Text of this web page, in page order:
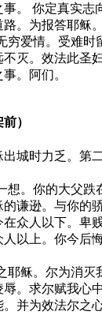
。 你定真实志
。为报答耶稣
穷爱情。受难时
灭。效法此圣
。阿们。
）
城时力乏。第
想。你的大父跌
谦逊。与你的
众人以下。卑
以上。你今后
耶稣。尔为消灭
。求尔赋我心
并为效法尔之